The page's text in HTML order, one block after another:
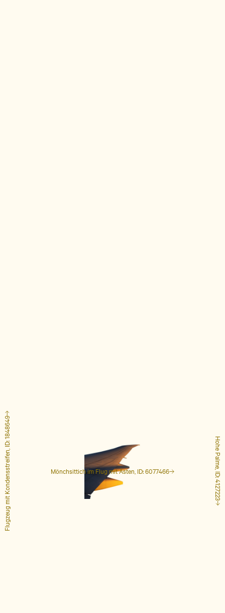
Mönchsittich im Flug mit Ästen, ID: 6077466 Hohe Palme, ID: 4127223
Flugzeug mit Kondensstreifen, ID: 1848649